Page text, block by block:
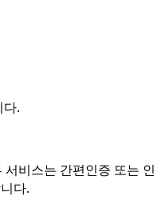
.
비스는 간편인증 또는 인
다.